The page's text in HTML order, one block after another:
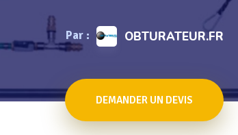
Par : OBTURATEUR.FR
DEMANDER UN DEVIS